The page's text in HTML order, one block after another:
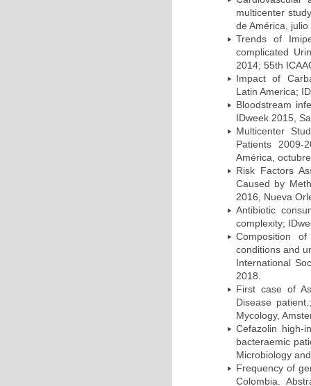
multicenter
de América, julio
Trends of
complicated
2014; 55th
Impact of
Latin America;
Bloodstream
IDweek 2015,
Multicenter
Patients 2009-
América,
Risk Factors
Caused by
2016, Nueva
Antibiotic
complexity;
Composition
conditions and
International
2018.
First case of
Disease
Mycology,
Cefazolin high-
bacteraemic
Microbiology
Frequency of
Colombia.